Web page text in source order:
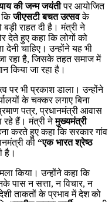
की जन्म जयंतीपर आयोजित
किजीएसटी बचत उत्सवके
बड़ी राहत दी है। मंत्री ने
देते हुए कहा कि लोगों को
देनी चाहिए। उन्होंने यह भी
रहा है, जिसके तहत समाज में
किया जा रहा है।
पर भी प्रकाश डाला। उन्होंने
के चक्कर लगाए बिना
पत्र, प्रधानमंत्री आवास
रहे हैं। मंत्री नेमुख्यमंत्री
करते हुए कहा कि सरकार गांव
की “एक भारत श्रेष्ठ
है।
किया। उन्होंने कहा कि
पास न सत्ता, न विचार, न
ताकतों के प्रभाव में देश को